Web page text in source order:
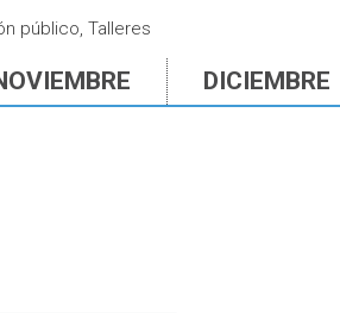
público, Talleres
DICIEMBRE